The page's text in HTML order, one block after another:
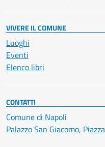
VIVERE IL COMUNE
Luoghi
Eventi
Elenco libri
CONTATTI
Comune di Napoli
Palazzo San Giacomo,